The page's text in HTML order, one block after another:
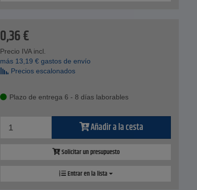
0,36€
Precio IVA incl.
más 13,19 € gastos de envío
Precios escalonados
Plazo de entrega 6 - 8 días laborables
Añadir a la cesta
Solicitar un presupuesto
Entrar en la lista